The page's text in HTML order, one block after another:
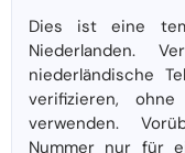
Dies ist eine
Niederlanden.
niederländische
verifizieren,
verwenden.
Nummer nur für